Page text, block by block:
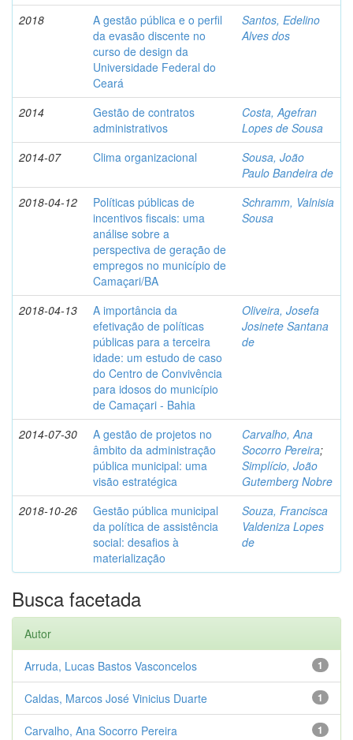
2018
A gestão pública e o perfil
da evasão discente no
curso de design da
Universidade Federal do
Ceará
Santos, Edelino
Alves dos
2014
Gestão de contratos
administrativos
Costa, Agefran
Lopes de Sousa
2014-07
Clima organizacional
Sousa, João
Paulo Bandeira de
2018-04-12
Políticas públicas de
incentivos fiscais: uma
análise sobre a
perspectiva de geração de
empregos no município de
Camaçari/BA
Schramm, Valnisia
Sousa
2018-04-13
A importância da
efetivação de políticas
públicas para a terceira
idade: um estudo de caso
do Centro de Convivência
para idosos do município
de Camaçari - Bahia
Oliveira, Josefa
Josinete Santana
de
2014-07-30
A gestão de projetos no
âmbito da administração
pública municipal: uma
visão estratégica
Carvalho, Ana
Socorro Pereira;
Simplício, João
Gutemberg Nobre
2018-10-26
Gestão pública municipal
da política de assistência
social: desafios à
materialização
Souza, Francisca
Valdeniza Lopes
de
Busca facetada
Autor
1
Arruda, Lucas Bastos Vasconcelos
1
Caldas, Marcos José Vinicius Duarte
1
Carvalho, Ana Socorro Pereira